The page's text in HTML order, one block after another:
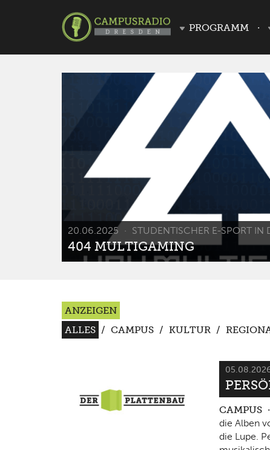
PROGRAMM
20.06.2025 STUDENTISCHER E-SPORT IN
404 MULTIGAMING
ANZEIGEN
ALLES / CAMPUS / KULTUR /
CAMPUS
die Alben
die Lupe.